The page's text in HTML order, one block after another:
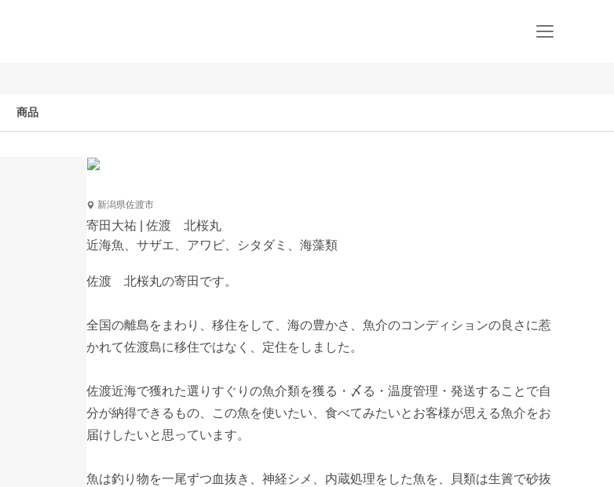
商品
新潟県佐渡市
寄田大祐 | 佐渡 北桜丸
近海魚、サザエ、アワビ、シタダミ、海藻類
佐渡　北桜丸の寄田です。
全国の離島をまわり、移住をして、海の豊かさ、魚介のコンディションの良さに惹
かれて佐渡島に移住ではなく、定住をしました。
佐渡近海で獲れた選りすぐりの魚介類を獲る・〆る・温度管理・発送することで自
分が納得できるもの、この魚を使いたい、食べてみたいとお客様が思える魚介をお
届けしたいと思っています。
魚は釣り物を一尾ずつ血抜き、神経シメ、内蔵処理をした魚を、貝類は生簀で砂抜